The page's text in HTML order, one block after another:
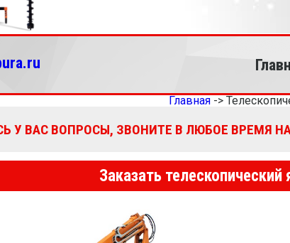
Главная->
У ВАС ВОПРОСЫ, ЗВОНИТЕ В ЛЮБОЕ ВРЕМЯ
Заказать